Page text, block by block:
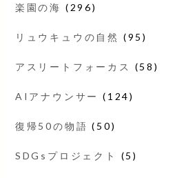
楽園の海 (296)
リュウキュウの自然 (95)
アスリートフォーカス (58)
AIアナウンサー (124)
復帰50の物語 (50)
SDGsプロジェクト (5)